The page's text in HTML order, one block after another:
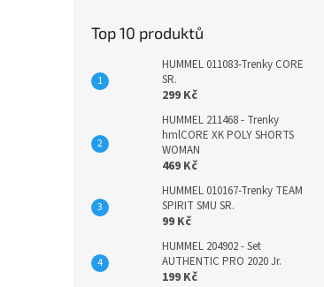
Top 10 produktů
HUMMEL 011083-Trenky CORE
SR.
299 Kč
HUMMEL 211468 - Trenky
hmlCORE XK POLY SHORTS
WOMAN
469 Kč
HUMMEL 010167-Trenky TEAM
SPIRIT SMU SR.
99 Kč
HUMMEL 204902 - Set
AUTHENTIC PRO 2020 Jr.
199 Kč